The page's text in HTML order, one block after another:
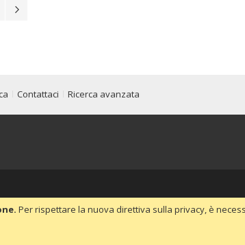
Per rispettare la nuova direttiva sulla privacy, è
pagina
Contattaci Ricerca avanzata